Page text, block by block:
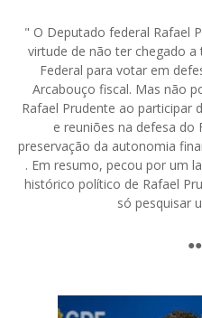
" O Deputado federal Rafael
virtude de não ter chegado
Federal para votar em
Arcabouço fiscal. Mas não
Rafael Prudente ao participar
e reuniões na defesa do
preservação da autonomia
. Em resumo, pecou por um
histórico político de Rafael
só pesquisar